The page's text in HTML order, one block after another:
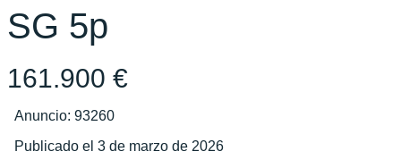
SG 5p
161.900 €
Anuncio: 93260
Publicado el 3 de marzo de 2026